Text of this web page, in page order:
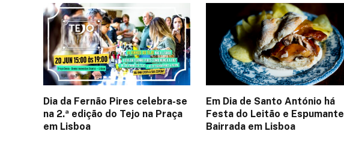
Dia da Fernão Pires celebra-se
na 2.ª edição do Tejo na Praça
em Lisboa
Em Dia de Santo António há
Festa do Leitão e Espumante
Bairrada em Lisboa